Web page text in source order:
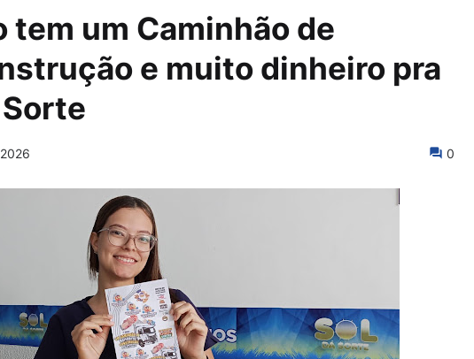
tem um Caminhão de
e muito dinheiro pra
0